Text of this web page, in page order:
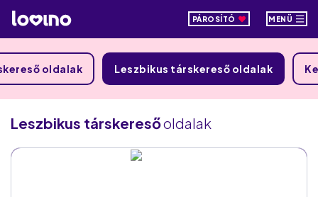
PÁROSÍTÓ MENÜ
oldalak Leszbikus társkereső oldalak
Leszbikus társkeresőoldalak